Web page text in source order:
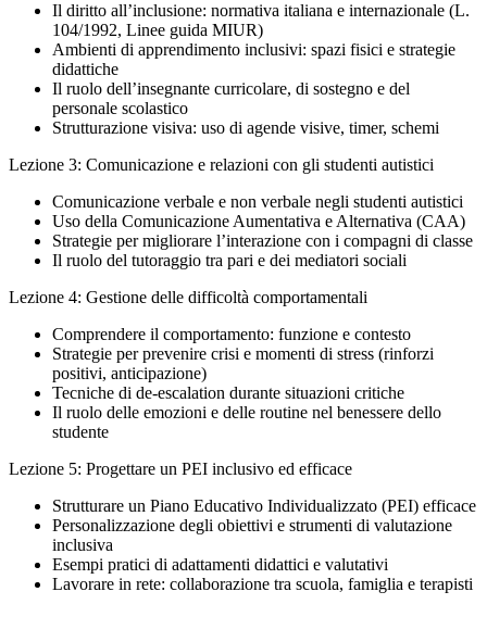
Il diritto all’inclusione: normativa italiana e internazionale (L.
104/1992, Linee guida MIUR)
Ambienti di apprendimento inclusivi: spazi fisici e strategie
didattiche
Il ruolo dell’insegnante curricolare, di sostegno e del
personale scolastico
Strutturazione visiva: uso di agende visive, timer, schemi
Lezione 3: Comunicazione e relazioni con gli studenti autistici
Comunicazione verbale e non verbale negli studenti autistici
Uso della Comunicazione Aumentativa e Alternativa (CAA)
Strategie per migliorare l’interazione con i compagni di classe
Il ruolo del tutoraggio tra pari e dei mediatori sociali
Lezione 4: Gestione delle difficoltà comportamentali
Comprendere il comportamento: funzione e contesto
Strategie per prevenire crisi e momenti di stress (rinforzi
positivi, anticipazione)
Tecniche di de-escalation durante situazioni critiche
Il ruolo delle emozioni e delle routine nel benessere dello
studente
Lezione 5: Progettare un PEI inclusivo ed efficace
Strutturare un Piano Educativo Individualizzato (PEI) efficace
Personalizzazione degli obiettivi e strumenti di valutazione
inclusiva
Esempi pratici di adattamenti didattici e valutativi
Lavorare in rete: collaborazione tra scuola, famiglia e terapisti